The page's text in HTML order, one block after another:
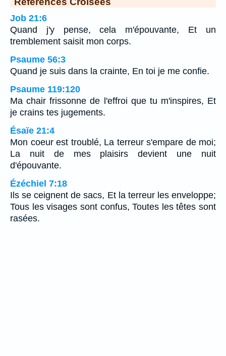
Job 21:6
Quand j'y pense, cela m'épouvante, Et un
tremblement saisit mon corps.
Psaume 56:3
Quand je suis dans la crainte, En toi je me confie.
Psaume 119:120
Ma chair frissonne de l'effroi que tu m'inspires, Et
je crains tes jugements.
Ésaïe 21:4
Mon coeur est troublé, La terreur s'empare de moi;
La nuit de mes plaisirs devient une nuit
d'épouvante.
Ézéchiel 7:18
Ils se ceignent de sacs, Et la terreur les enveloppe;
Tous les visages sont confus, Toutes les têtes sont
rasées.